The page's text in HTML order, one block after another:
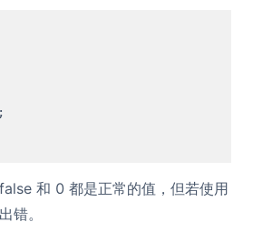
和 0 都是正常的值，但若使用
错。